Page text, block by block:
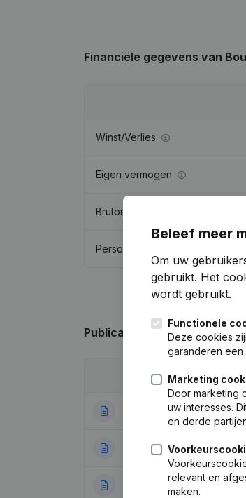
Financiële gegevens van
Winst/Verlies
Eigen vermogen
Brutomarge
Personeel
Publicaties van
21-11-2023
10-05-2021
23-10-2017
Beleef meer
Om uw
gebruikt. Het
wordt gebruikt.
Functionele
Deze cookies
garanderen een
Marketing
Door marketing
uw interesses.
en derde
relevant en
maken.